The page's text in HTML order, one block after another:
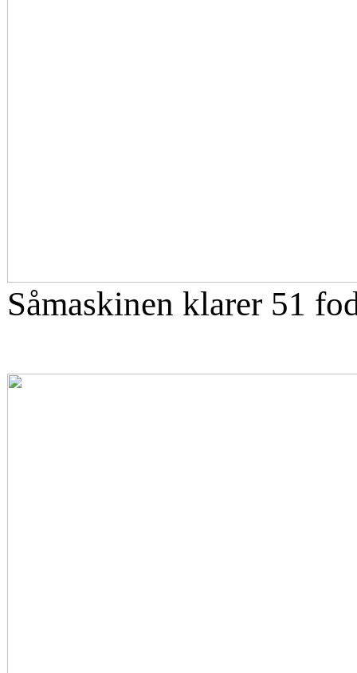
Såmaskinen klarer 51